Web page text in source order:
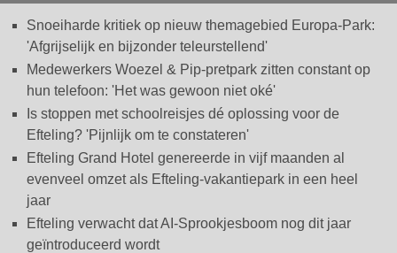
Snoeiharde kritiek op nieuw themagebied Europa-Park:
'Afgrijselijk en bijzonder teleurstellend'
Medewerkers Woezel & Pip-pretpark zitten constant op
hun telefoon: 'Het was gewoon niet oké'
Is stoppen met schoolreisjes dé oplossing voor de
Efteling? 'Pijnlijk om te constateren'
Efteling Grand Hotel genereerde in vijf maanden al
evenveel omzet als Efteling-vakantiepark in een heel
jaar
Efteling verwacht dat AI-Sprookjesboom nog dit jaar
geïntroduceerd wordt